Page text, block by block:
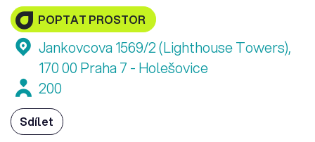
POPTAT PROSTOR
Jankovcova 1569/2 (Lighthouse Towers),
170 00 Praha 7 - Holešovice
200
Sdílet